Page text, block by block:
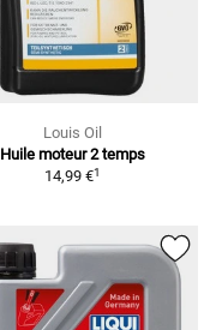
Louis Oil
Huile moteur 2 temps
14,99 €1